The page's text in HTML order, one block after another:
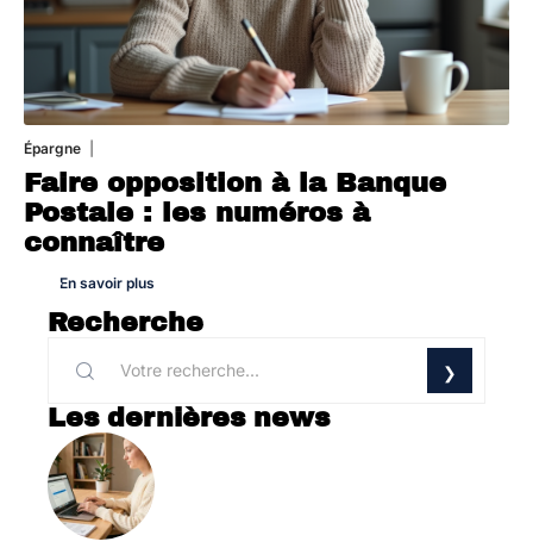
Épargne
Faire opposition à la Banque
Postale : les numéros à
connaître
En savoir plus
Recherche
Les dernières news